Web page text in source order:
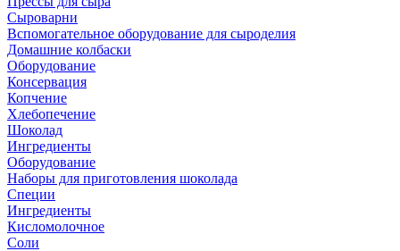
Сыроварни
Вспомогательное оборудование для сыроделия
Домашние колбаски
Оборудование
Консервация
Копчение
Хлебопечение
Шоколад
Ингредиенты
Оборудование
Наборы для приготовления шоколада
Специи
Ингредиенты
Кисломолочное
Соли